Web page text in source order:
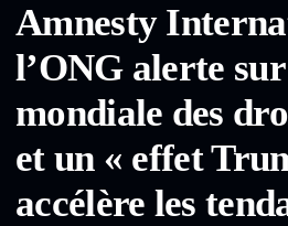
Amnesty
l’ONG alerte
mondiale des
et un « effet
accélère les